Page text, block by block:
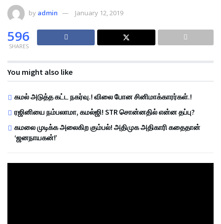
by admin January 12, 2019
596
SHARES
You might also like
கமல் அடுத்த கட்ட நகர்வு.! விலை போன சினிமாக்காரர்கள்.!
ரஜினியை நம்பலாமா, கமல்ஜி! STR சொன்னதில் என்ன தப்பு?
கமலை முடிக்க அலைகிற கும்பல்! அதிமுக அதிகாரி கதைதான்
‘ஜனநாயகன்!’